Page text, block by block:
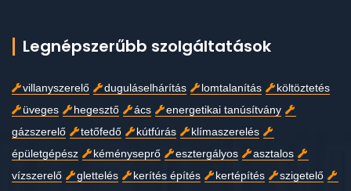
Legnépszerűbb szolgáltatások
villanyszerelő duguláselhárítás lomtalanítás
költöztetés
üveges
hegesztő ács
energetikai tanúsítvány
gázszerelő
tetőfedő kútfúrás
klímaszerelés
épületgépész
kéményseprő esztergályos
asztalos
vízszerelő
glettelés kerítés építés kertépítés
szigetelő